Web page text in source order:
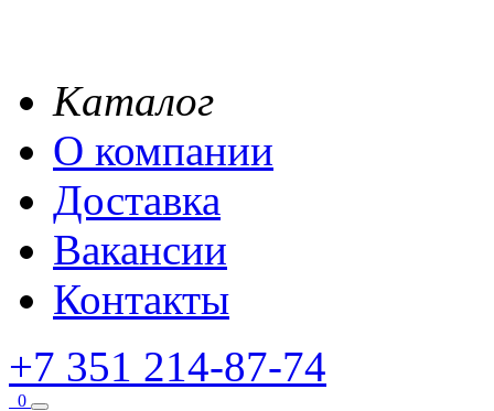
Каталог
О компании
Доставка
Вакансии
Контакты
+7 351 214-87-74
0